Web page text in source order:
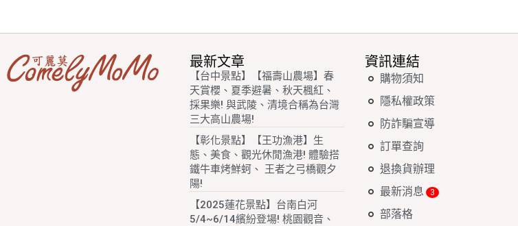
最新文章
【台中景點】【福壽山農場】春
天賞櫻、夏季避暑、秋天楓紅、
採果樂! 與武陵、清境合稱為台灣
三大高山農場!
【彰化景點】【王功漁港】生
態、美食、觀光休閒漁港! 體驗搭
鐵牛車烤鮮蚵、 王者之弓橋觀夕
陽!
【2025蓮花景點】台南白河
5/4~6/14繽紛登場! 桃園觀音、
資訊連結
購物須知
隱私權政策
防詐騙宣導
訂單查詢
退換貨辦理
最新消息
部落格